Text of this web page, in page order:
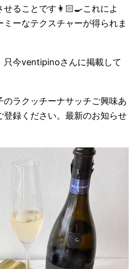
ることです👩🏻‍🍳これによ
ミーなテクスチャーが得られま
只今ventipinoさんに掲載して
のラクッチーナサッチご興味あ
登録ください。最新のお知らせ